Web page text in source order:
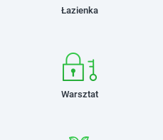
Łazienka
Warsztat